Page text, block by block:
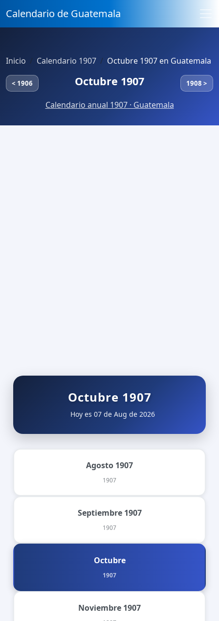
Calendario de Guatemala
Inicio Calendario 1907 Octubre 1907 en Guatemala
< 1906 Octubre 1907 1908 >
Calendario anual 1907 · Guatemala
Octubre 1907
Hoy es 07 de Aug de 2026
Agosto 1907
1907
Septiembre 1907
1907
Octubre
1907
Noviembre 1907